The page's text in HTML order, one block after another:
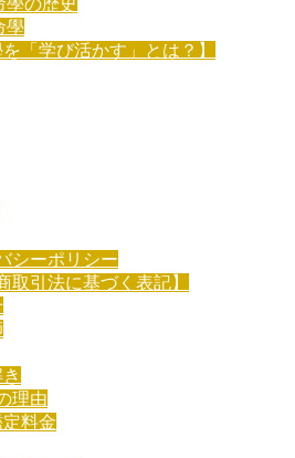
學の歴史
學
を「学び活かす」とは？】
シーポリシー
取引法に基づく表記】
理由
料金